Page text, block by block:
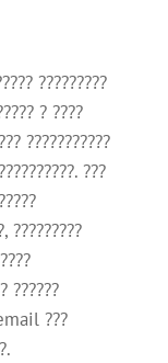
?????????
? ????
???????????
???
?????????
??????
???